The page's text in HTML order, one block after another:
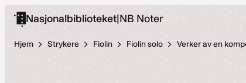
Hopp
innhold
Nasjonalbiblioteket|NB Noter
Hjem Strykere Fiolin Fiolin solo Verker av en